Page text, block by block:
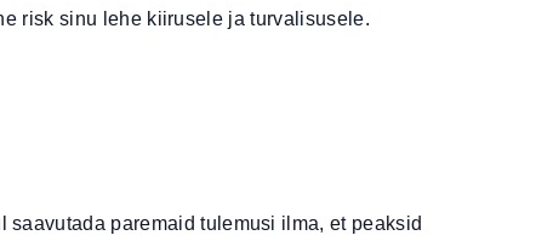
risk sinu lehe kiirusele ja turvalisusele.
paremaid tulemusi ilma, et peaksid